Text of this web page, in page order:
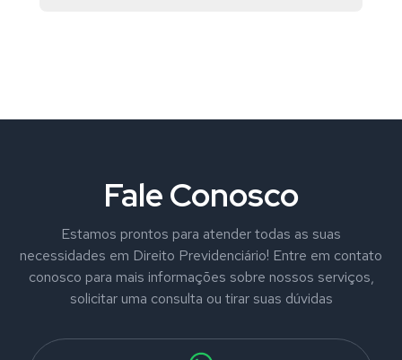
Fale Conosco
Estamos prontos para atender todas as suas
necessidades em Direito Previdenciário! Entre em contato
conosco para mais informações sobre nossos serviços,
solicitar uma consulta ou tirar suas dúvidas